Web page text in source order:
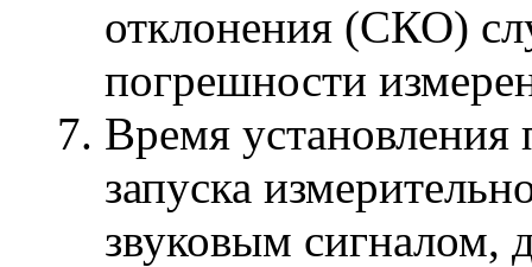
отклонения (СКО)
погрешности
Время установления
запуска
звуковым сигналом,